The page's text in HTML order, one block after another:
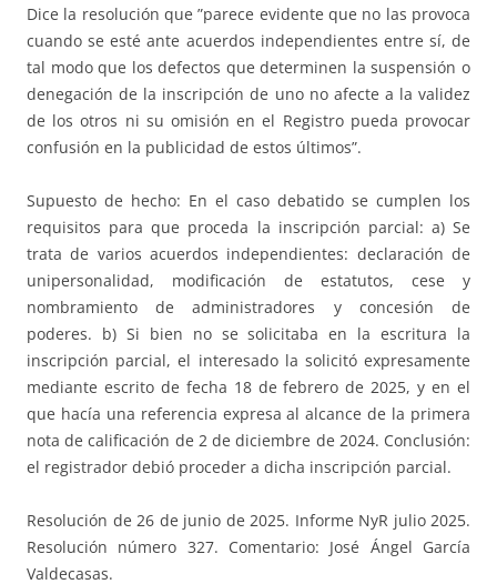
Dice la resolución que ”parece evidente que no las provoca
cuando se esté ante acuerdos independientes entre sí, de
tal modo que los defectos que determinen la suspensión o
denegación de la inscripción de uno no afecte a la validez
de los otros ni su omisión en el Registro pueda provocar
confusión en la publicidad de estos últimos”.
Supuesto de hecho: En el caso debatido se cumplen los
requisitos para que proceda la inscripción parcial: a) Se
trata de varios acuerdos independientes: declaración de
unipersonalidad, modificación de estatutos, cese y
nombramiento de administradores y concesión de
poderes. b) Si bien no se solicitaba en la escritura la
inscripción parcial, el interesado la solicitó expresamente
mediante escrito de fecha 18 de febrero de 2025, y en el
que hacía una referencia expresa al alcance de la primera
nota de calificación de 2 de diciembre de 2024. Conclusión:
el registrador debió proceder a dicha inscripción parcial.
Resolución de 26 de junio de 2025. Informe NyR julio 2025.
Resolución número 327. Comentario: José Ángel García
Valdecasas.